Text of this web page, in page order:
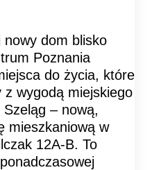
nowy dom blisko
Poznania
do życia, które
z wygodą miejskiego
– nową,
mieszkaniową w
12A-B. To